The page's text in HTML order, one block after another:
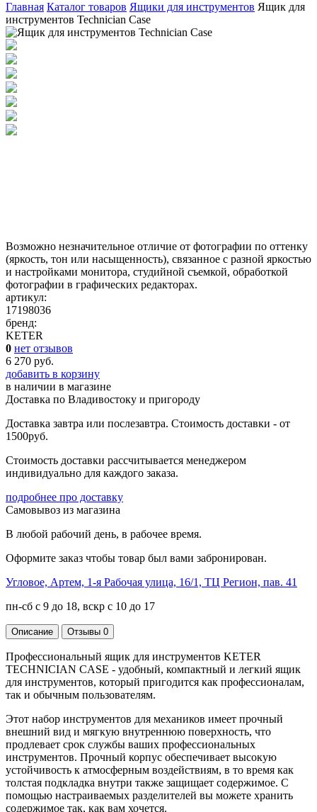
Главная Каталог товаров Ящики для инструментов Ящик для
инструментов Technician Case
Возможно незначительное отличие от фотографии по оттенку
(яркость, тон или насыщенность), связанное с разной яркостью
и настройками монитора, студийной съемкой, обработкой
фотографии в графических редакторах.
артикул:
17198036
бренд:
KETER
0 нет отзывов
6 270 руб.
добавить в корзину
в наличии в магазине
Доставка по Владивостоку и пригороду
Доставка завтра или послезавтра. Стоимость доставки - от
1500руб.
Стоимость доставки рассчитывается менеджером
индивидуально для каждого заказа.
подробнее про доставку
Самовывоз из магазина
В любой рабочий день, в рабочее время.
Оформите заказ чтобы товар был вами забронирован.
Угловое, Артем, ​1-я Рабочая улица, 16/1, ТЦ Регион, пав. 41
пн-сб с 9 до 18, вскр с 10 до 17
Описание Отзывы 0
Профессиональный ящик для инструментов KETER
TECHNICIAN CASE - удобный, компактный и легкий ящик
для инструментов, который пригодится как профессионалам,
так и обычным пользователям.
Этот набор инструментов для механиков имеет прочный
внешний вид и мягкую внутреннюю поверхность, что
продлевает срок службы ваших профессиональных
инструментов. Прочный корпус обеспечивает высокую
устойчивость к атмосферным воздействиям, в то время как
толстая подкладка внутри также защищает содержимое. С
помощью настраиваемых разделителей вы можете хранить
содержимое так, как вам хочется.